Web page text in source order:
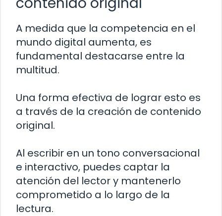
A medida que la competencia en el
mundo digital aumenta, es
fundamental destacarse entre la
multitud.
Una forma efectiva de lograr esto es
a través de la creación de contenido
original.
Al escribir en un tono conversacional
e interactivo, puedes captar la
atención del lector y mantenerlo
comprometido a lo largo de la
lectura.